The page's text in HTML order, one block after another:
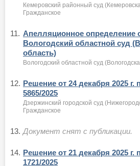
Кемеровский районный суд
Гражданское
11. Апелляционное определение
Вологодский областной суд
область)
Вологодский областной суд
12. Решение от 24 декабря 2025
5865/2025
Дзержинский городской суд
Гражданское
13. Документ снят с публикации.
14. Решение от 21 декабря 2025
1721/2025